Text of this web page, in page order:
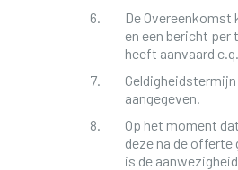
De
en een bericht per
heeft aanvaard
aangegeven.
Op het moment
deze na de
is de